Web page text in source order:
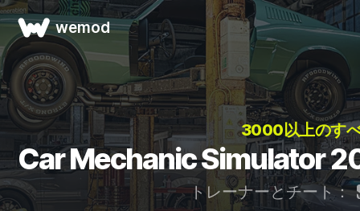
wemod
3000以上のす
Car Mechanic Simulator
トレーナーとチート：